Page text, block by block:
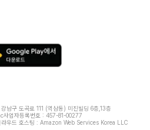
남구 도곡로 111 (역삼동) 미진빌딩 6층,13층
사업자등록번호 : 457-81-00277
라우드 호스팅 : Amazon Web Services Korea LLC